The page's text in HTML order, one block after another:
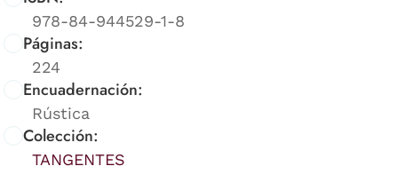
978-84-944529-1-8
Páginas:
224
Encuadernación:
Rústica
Colección:
TANGENTES